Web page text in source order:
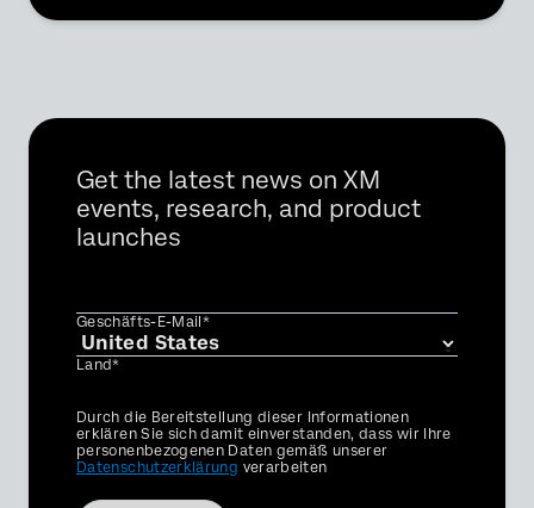
Get the latest news on XM
events, research, and product
launches
Geschäfts-E-Mail*
Land*
Privacy
Optin
Durch die Bereitstellung dieser Informationen
erklären Sie sich damit einverstanden, dass wir Ihre
personenbezogenen Daten gemäß unserer
Datenschutzerklärung verarbeiten